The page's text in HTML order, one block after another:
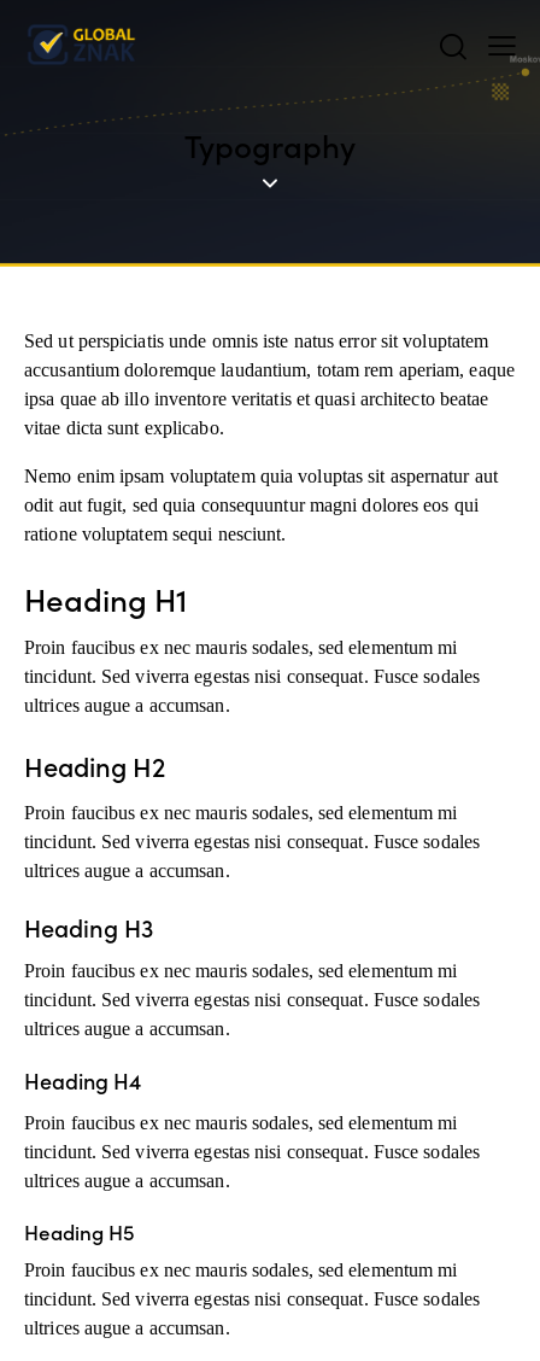
Typography
Sed ut perspiciatis unde omnis iste natus error sit voluptatem
accusantium doloremque laudantium, totam rem aperiam, eaque
ipsa quae ab illo inventore veritatis et quasi architecto beatae
vitae dicta sunt explicabo.
Nemo enim ipsam voluptatem quia voluptas sit aspernatur aut
odit aut fugit, sed quia consequuntur magni dolores eos qui
ratione voluptatem sequi nesciunt.
Heading H1
Proin faucibus ex nec mauris sodales, sed elementum mi
tincidunt. Sed viverra egestas nisi consequat. Fusce sodales
ultrices augue a accumsan.
Heading H2
Proin faucibus ex nec mauris sodales, sed elementum mi
tincidunt. Sed viverra egestas nisi consequat. Fusce sodales
ultrices augue a accumsan.
Heading H3
Proin faucibus ex nec mauris sodales, sed elementum mi
tincidunt. Sed viverra egestas nisi consequat. Fusce sodales
ultrices augue a accumsan.
Heading H4
Proin faucibus ex nec mauris sodales, sed elementum mi
tincidunt. Sed viverra egestas nisi consequat. Fusce sodales
ultrices augue a accumsan.
Heading H5
Proin faucibus ex nec mauris sodales, sed elementum mi
tincidunt. Sed viverra egestas nisi consequat. Fusce sodales
ultrices augue a accumsan.